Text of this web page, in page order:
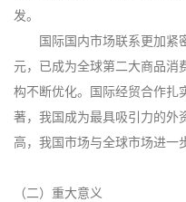
发。
国际国内市场联系更加紧
元，已成为全球第二大商品消
构不断优化。国际经贸合作扎
著，我国成为最具吸引力的外
高，我国市场与全球市场进一
（二）重大意义